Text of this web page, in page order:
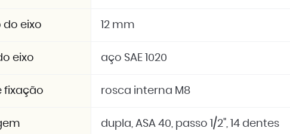
do eixo 12 mm
eixo aço SAE 1020
fixação rosca interna M8
dupla, ASA 40, passo 1/2", 14 dentes